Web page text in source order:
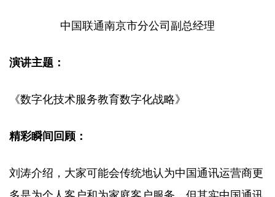
中国联通南京市分公司副总经理
演讲主题：
《数字化技术服务教育数字化战略》
精彩瞬间回顾：
刘涛介绍，大家可能会传统地认为中国通讯运营商更